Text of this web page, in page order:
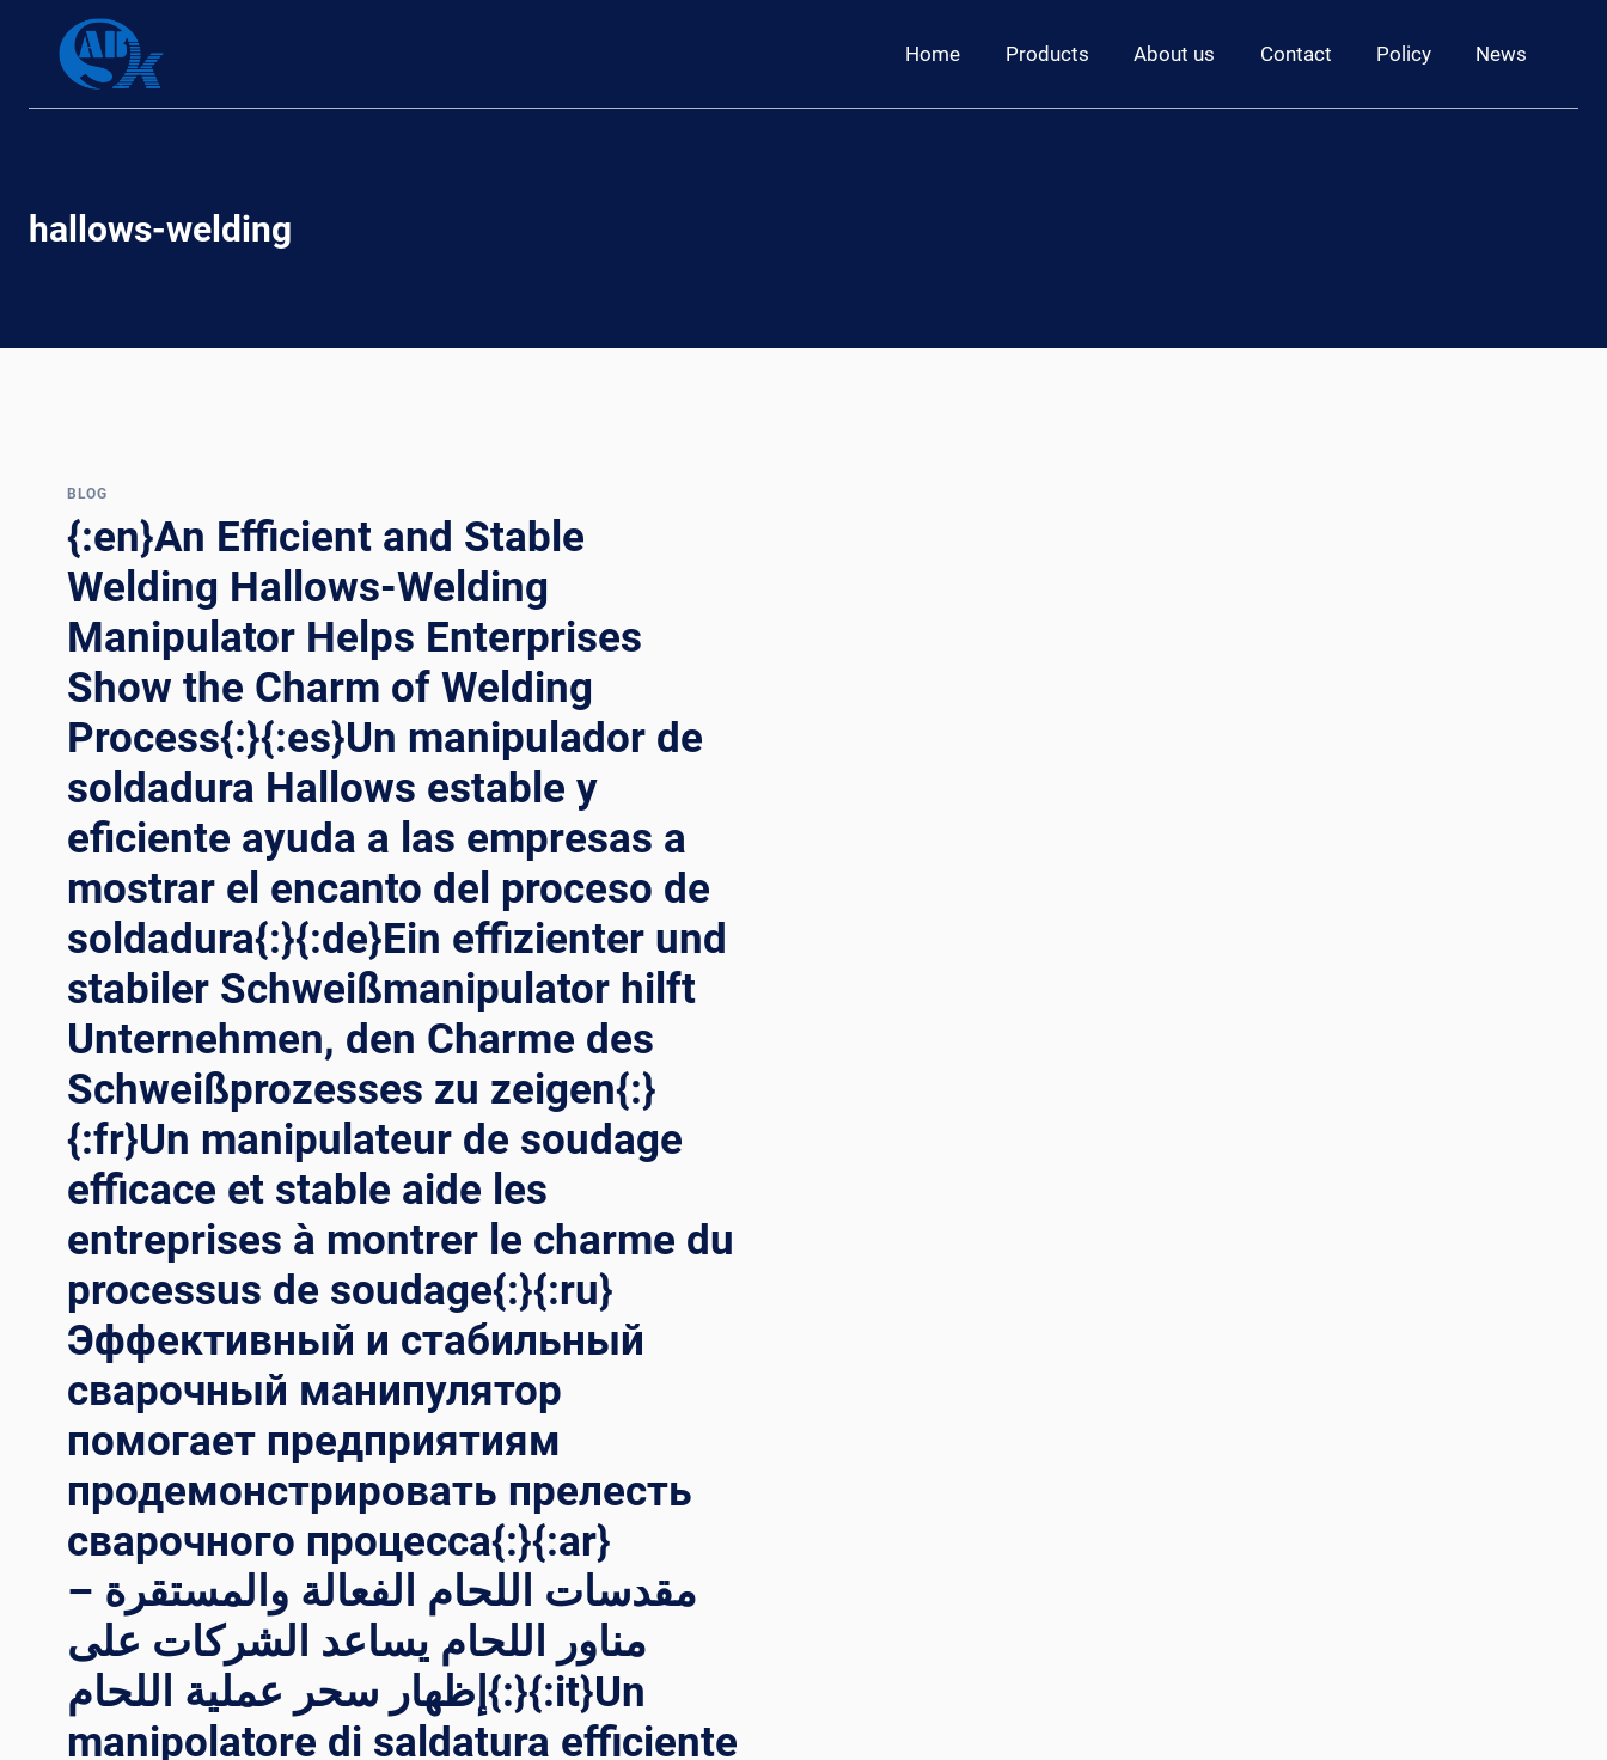
content
Home Products About us Contact Policy News
hallows-welding
BLOG
{:en}An Efficient and Stable
Welding Hallows-Welding
Manipulator Helps Enterprises
Show the Charm of Welding
Process{:}{:es}Un manipulador de
soldadura Hallows estable y
eficiente ayuda a las empresas a
mostrar el encanto del proceso de
soldadura{:}{:de}Ein effizienter und
stabiler Schweißmanipulator hilft
Unternehmen, den Charme des
Schweißprozesses zu zeigen{:}
{:fr}Un manipulateur de soudage
efficace et stable aide les
entreprises à montrer le charme du
processus de soudage{:}{:ru}
Эффективный и стабильный
сварочный манипулятор
помогает предприятиям
продемонстрировать прелесть
сварочного процесса{:}{:ar}
مقدسات اللحام الفعالة والمستقرة –
مناور اللحام يساعد الشركات على
إظهار سحر عملية اللحام{:}{:it}Un
manipolatore di saldatura efficiente